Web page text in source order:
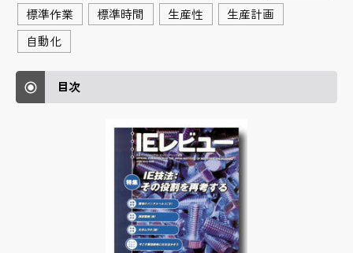
標準作業 標準時間 生産性 生産計画
自動化
目次